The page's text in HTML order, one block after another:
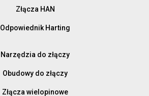
Złącza HAN
Odpowiednik Harting
Narzędzia do złączy
Obudowy do złączy
Złącza wielopinowe